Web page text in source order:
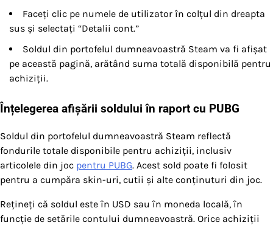
Faceți clic pe numele de utilizator în colțul din dreapta
sus și selectați “Detalii cont.”
Soldul din portofelul dumneavoastră Steam va fi afișat
pe această pagină, arătând suma totală disponibilă pentru
achiziții.
Înțelegerea afișării soldului în raport cu PUBG
Soldul din portofelul dumneavoastră Steam reflectă
fondurile totale disponibile pentru achiziții, inclusiv
articolele din joc pentru PUBG. Acest sold poate fi folosit
pentru a cumpăra skin-uri, cutii și alte conținuturi din joc.
Rețineți că soldul este în USD sau în moneda locală, în
funcție de setările contului dumneavoastră. Orice achiziții